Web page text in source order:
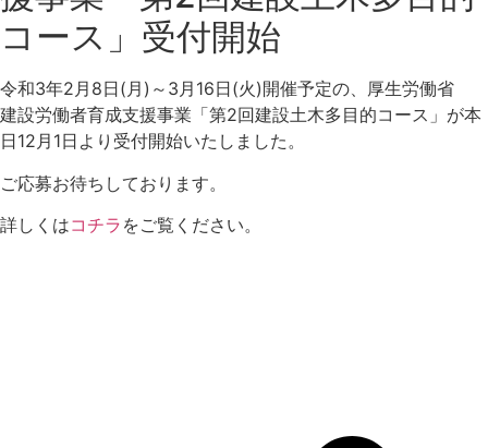
コース」受付開始
令和3年2月8日(月)～3月16日(火)開催予定の、厚生労働省
建設労働者育成支援事業「第2回建設土木多目的コース」が本
日12月1日より受付開始いたしました。
ご応募お待ちしております。
詳しくはコチラ をご覧ください。